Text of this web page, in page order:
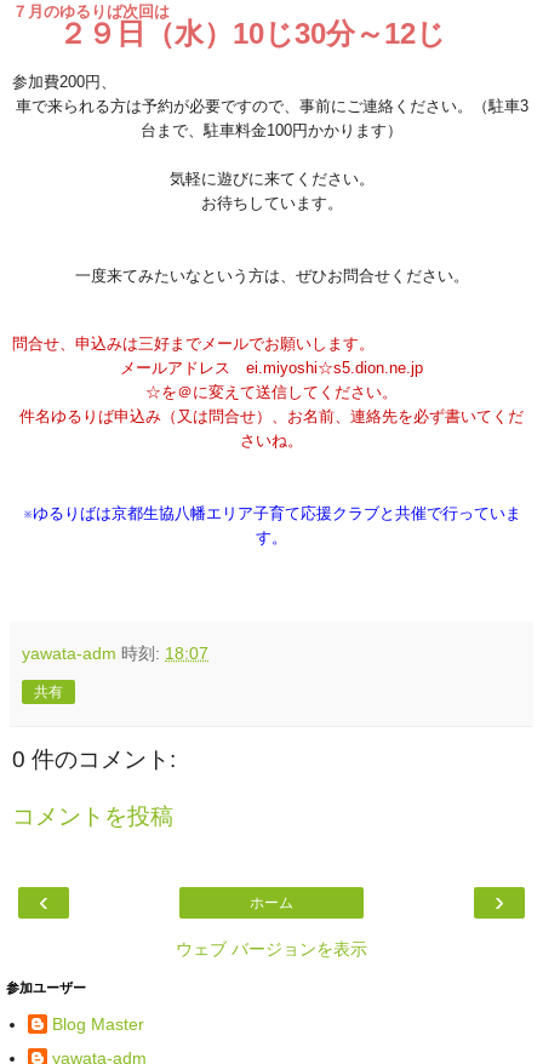
７月 のゆるりば次回は
２９日（水）10じ30分～12じ
参加費200円、
車で来られる方は予約が必要ですので、事前にご連絡ください。（駐車3
台まで、駐車料金100円かかります）
気軽に遊びに来てください。
お待ちしています。
一度来てみたいなという方は、ぜひお問合せください。
問合せ、申込みは三好までメールでお願いします。
メールアドレス ei.miyoshi☆s5.dion.ne.jp
☆を＠に変えて送信してください。
件名ゆるりば申込み（又は問合せ）、お名前、連絡先を必ず書いてくだ
さいね。
※ゆるりばは京都生協八幡エリア子育て応援クラブと共催で行っていま
す。
yawata-adm 時刻: 18:07
共有
0 件のコメント:
コメントを投稿
‹ ›
ホーム
ウェブ バージョンを表示
参加ユーザー
Blog Master
yawata-adm